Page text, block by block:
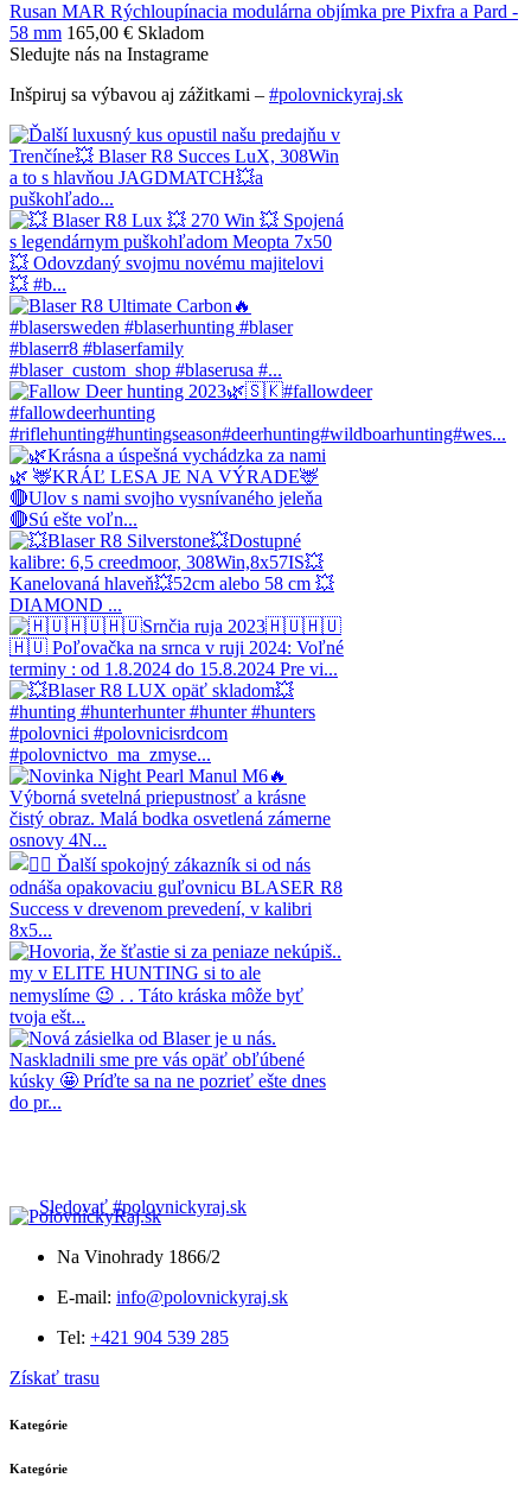
Rusan MAR Rýchloupínacia modulárna objímka pre Pixfra a Pard -
58 mm 165,00 € Skladom
Sledujte nás na Instagrame
Inšpiruj sa výbavou aj zážitkami – #polovnickyraj.sk
Sledovať #polovnickyraj.sk
Na Vinohrady 1866/2
E-mail: info@polovnickyraj.sk
Tel: +421 904 539 285
Získať trasu
Kategórie
Kategórie